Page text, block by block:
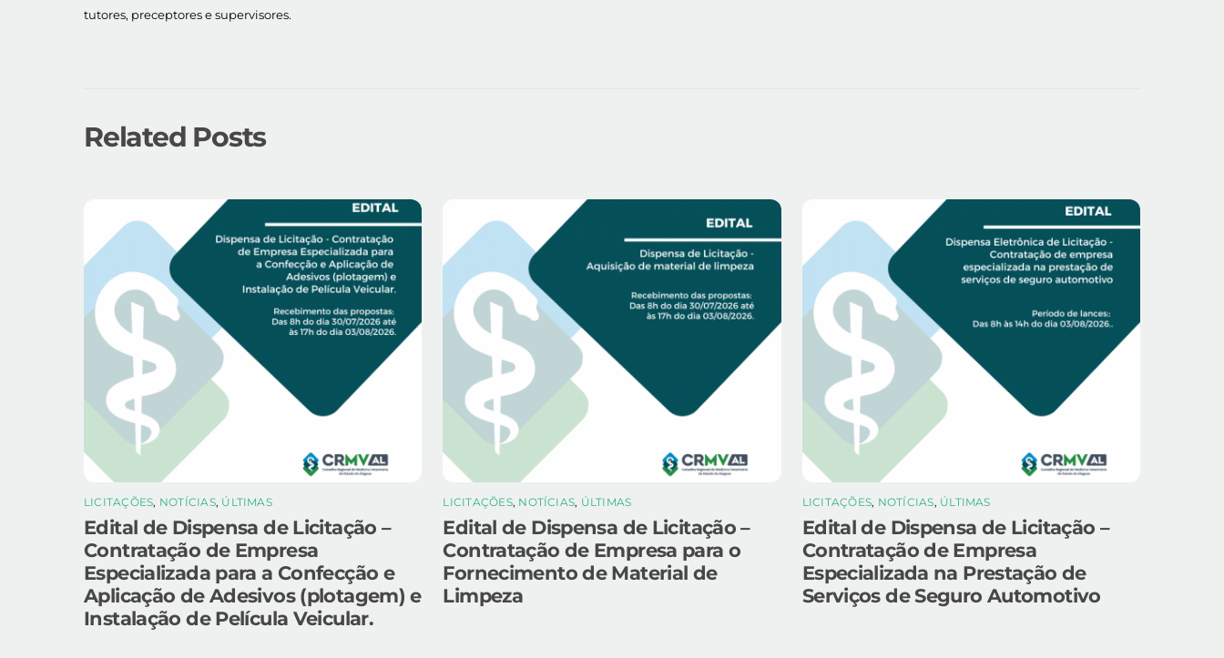
tutores, preceptores e supervisores.
Related Posts
LICITAÇÕES, NOTÍCIAS, ÚLTIMAS
Edital de Dispensa de Licitação –
Contratação de Empresa
Especializada para a Confecção e
Aplicação de Adesivos (plotagem) e
Instalação de Película Veicular.
LICITAÇÕES, NOTÍCIAS, ÚLTIMAS
Edital de Dispensa de Licitação –
Contratação de Empresa para o
Fornecimento de Material de
Limpeza
LICITAÇÕES, NOTÍCIAS, ÚLTIMAS
Edital de Dispensa de Licitação –
Contratação de Empresa
Especializada na Prestação de
Serviços de Seguro Automotivo